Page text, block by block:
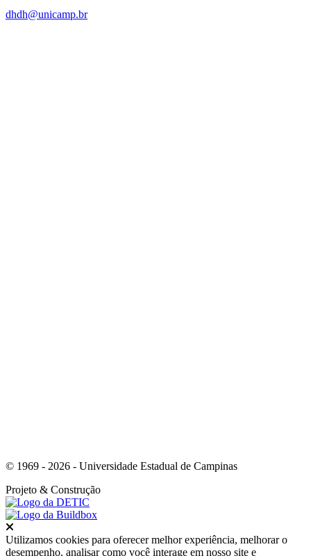
dhdh@unicamp.br
© 1969 - 2026 - Universidade Estadual de Campinas
Projeto & Construção
Utilizamos cookies para oferecer melhor experiência, melhorar o
desempenho, analisar como você interage em nosso site e